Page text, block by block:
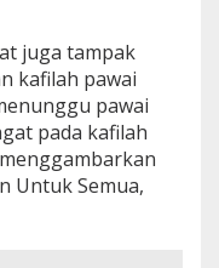
juga tampak
kafilah pawai
pawai
pada kafilah
Untuk Semua,